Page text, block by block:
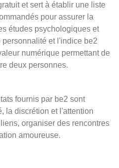
et sert à établir une liste
pour assurer la
études psychologiques et
et l'indice be2
numérique permettant de
deux personnes.
fournis par be2 sont
la discrétion et l'attention
organiser des rencontres
amoureuse.